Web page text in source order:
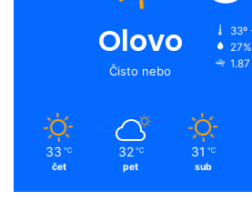
Olovo
Čisto nebo
33º
27%
33 ℃
čet
32 ℃
pet
31 ℃
sub